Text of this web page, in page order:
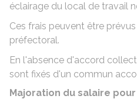
éclairage du local de travail
Ces frais peuvent être
préfectoral.
En l'absence d'accord
sont fixés d'un commun
Majoration du salaire